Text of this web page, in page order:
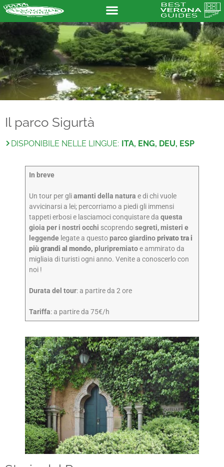
Il parco Sigurtà
DISPONIBILE NELLE LINGUE: ITA, ENG, DEU, ESP
In breve
Un tour per gliamanti della natura e di chi vuole
avvicinarsi a lei; percorriamo a piedi gli immensi
tappeti erbosi e lasciamoci conquistare daquesta
gioia per i nostri occhi scoprendosegreti, misteri e
leggende legate a questoparco giardinoprivato tra i
più grandi al mondo,pluripremiatoe ammirato da
migliaia di turisti ogni anno. Venite a conoscerlo con
noi !
Durata del tour: a partire da 2 ore
Tariffa: a partire da 75€/h